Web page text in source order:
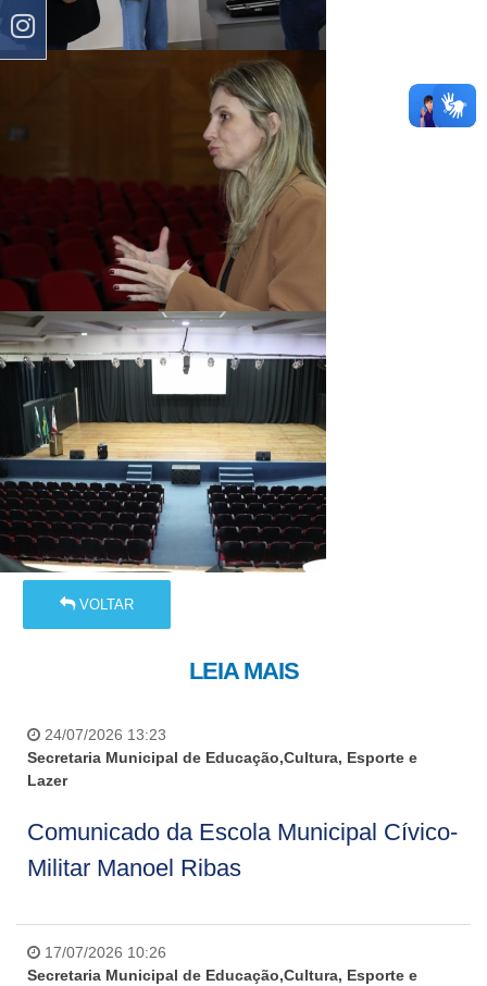
VOLTAR
LEIA MAIS
24/07/2026 13:23
Secretaria Municipal de Educação,Cultura, Esporte e
Lazer
Comunicado da Escola Municipal Cívico-
Militar Manoel Ribas
17/07/2026 10:26
Secretaria Municipal de Educação,Cultura, Esporte e